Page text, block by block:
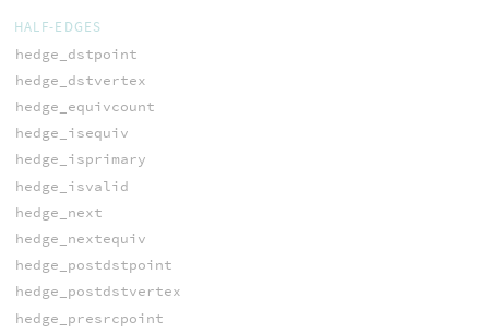
HALF-EDGES
hedge_dstpoint
hedge_dstvertex
hedge_equivcount
hedge_isequiv
hedge_isprimary
hedge_isvalid
hedge_next
hedge_nextequiv
hedge_postdstpoint
hedge_postdstvertex
hedge_presrcpoint